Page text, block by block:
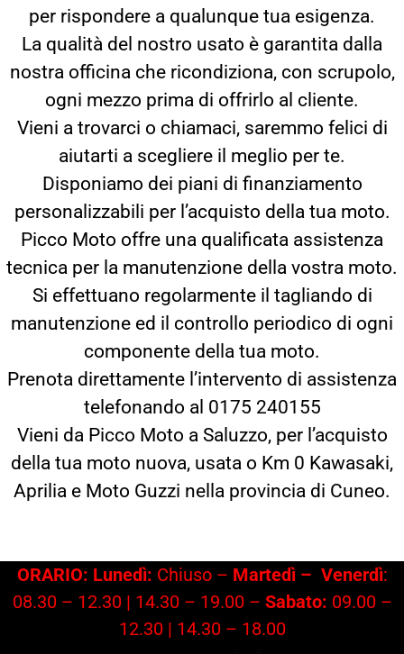
per rispondere a qualunque tua esigenza.
La qualità del nostro usato è garantita dalla
nostra officina che ricondiziona, con scrupolo,
ogni mezzo prima di offrirlo al cliente.
Vieni a trovarci o chiamaci, saremmo felici di
aiutarti a scegliere il meglio per te.
Disponiamo dei piani di finanziamento
personalizzabili per l’acquisto della tua moto.
Picco Moto offre una qualificata assistenza
tecnica per la manutenzione della vostra moto.
Si effettuano regolarmente il tagliando di
manutenzione ed il controllo periodico di ogni
componente della tua moto.
Prenota direttamente l’intervento di assistenza
telefonando al 0175 240155
Vieni da Picco Moto a Saluzzo, per l’acquisto
della tua moto nuova, usata o Km 0 Kawasaki,
Aprilia e Moto Guzzi nella provincia di Cuneo.
ORARIO: Lunedì: Chiuso – Martedì – Venerdì:
08.30 – 12.30 | 14.30 – 19.00 – Sabato: 09.00 –
12.30 | 14.30 – 18.00